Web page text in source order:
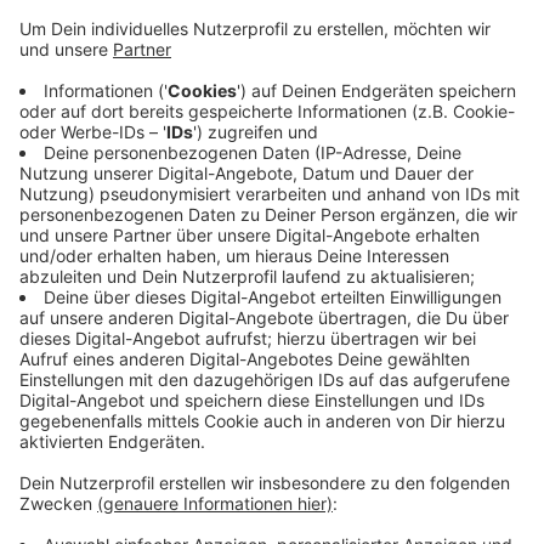
Anzeige
Carro ist auch Teil des Vorstands der ECA, der
Vereinigung der europäischen Großclubs im Fußball.
Die UEFA hat russische Clubs und
Nationalmannschaften in Reaktion auf den
Angriffskrieg auf die Ukraine von europäischen
Wettbewerben ausgeschlossen. Der russische
Verband hat deswegen Einspruch vor dem
Internationalen Sportgerichtshof eingereicht.
Anzeige